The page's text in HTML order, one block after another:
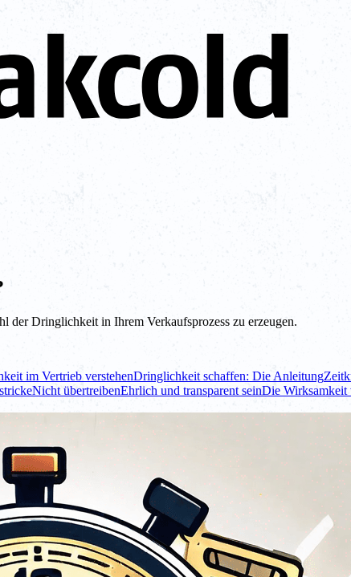
der Dringlichkeit in Ihrem Verkaufsprozess zu erzeugen.
im Vertrieb verstehenDringlichkeit schaffen: Die Anleitung
Nicht übertreibenEhrlich und transparent seinDie Wirksamkeit